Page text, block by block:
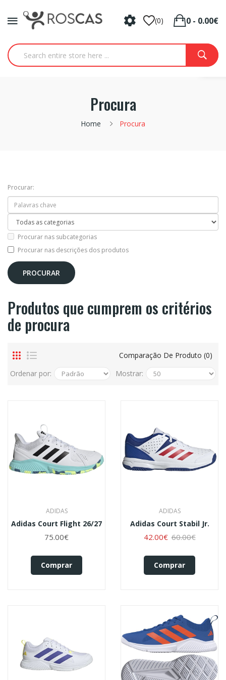
(0) 0 - 0.00€
Procura
Home Procura
Procurar:
Procurar nas subcategorias
Procurar nas descrições dos produtos
Produtos que cumprem os critérios
de procura
Comparação De Produto (0)
Ordenar por:
Mostrar:
ADIDAS
Adidas Court Flight 26/27
75.00€
Comprar
ADIDAS
Adidas Court Stabil Jr.
42.00€ 60.00€
Comprar